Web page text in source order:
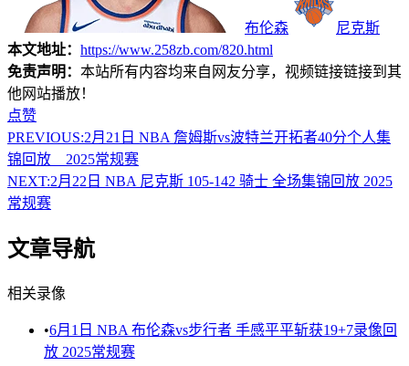
布伦森
尼克斯
本文地址： https://www.258zb.com/820.html
免责声明： 本站所有内容均来自网友分享，视频链接链接到其
他网站播放！
点赞
PREVIOUS:2月21日 NBA 詹姆斯vs波特兰开拓者40分个人集
锦回放__2025常规赛
NEXT:2月22日 NBA 尼克斯 105-142 骑士 全场集锦回放 2025
常规赛
文章导航
相关录像
•6月1日 NBA 布伦森vs步行者 手感平平斩获19+7录像回
放 2025常规赛